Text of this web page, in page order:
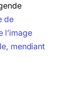
de
l’image
mendiant